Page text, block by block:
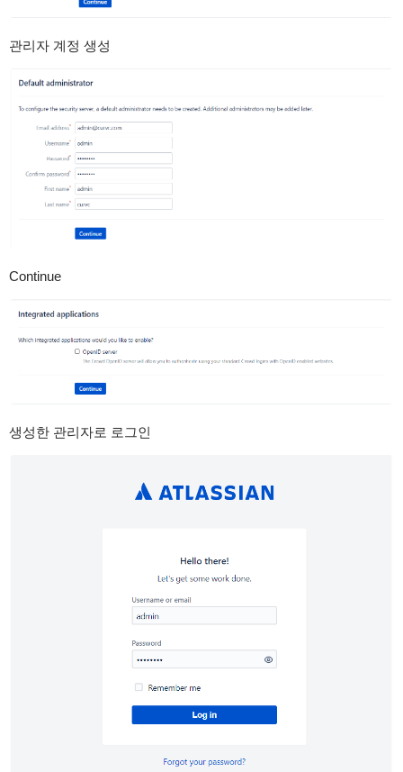
관리자 계정 생성
Continue
생성한 관리자로 로그인